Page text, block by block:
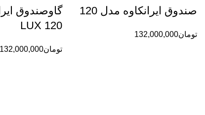
صندوق ایرانکاوه مدل 120
تومان132,000,000
گاوصندوق
120 LUX
تومان132,000,000